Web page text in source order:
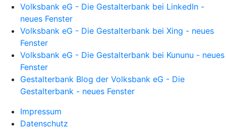
Volksbank eG - Die Gestalterbank bei LinkedIn -
neues Fenster
Volksbank eG - Die Gestalterbank bei Xing - neues
Fenster
Volksbank eG - Die Gestalterbank bei Kununu - neues
Fenster
Gestalterbank Blog der Volksbank eG - Die
Gestalterbank - neues Fenster
Impressum
Datenschutz